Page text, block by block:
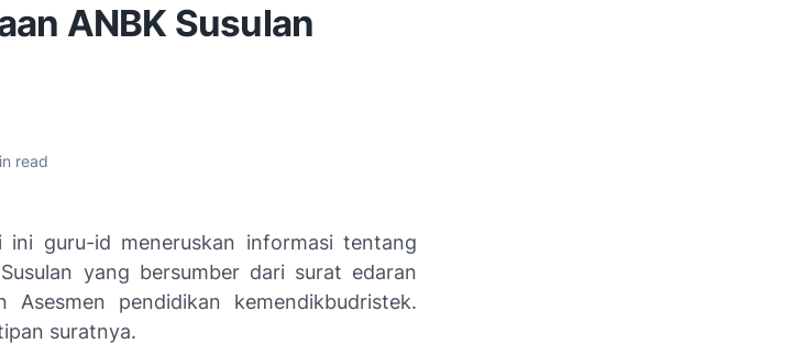
ANBK Susulan
read
ini guru-id meneruskan informasi tentang
yang bersumber dari surat edaran
pendidikan kemendikbudristek.
suratnya.